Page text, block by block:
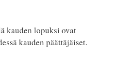
kauden lopuksi ovat
kauden päättäjäiset.